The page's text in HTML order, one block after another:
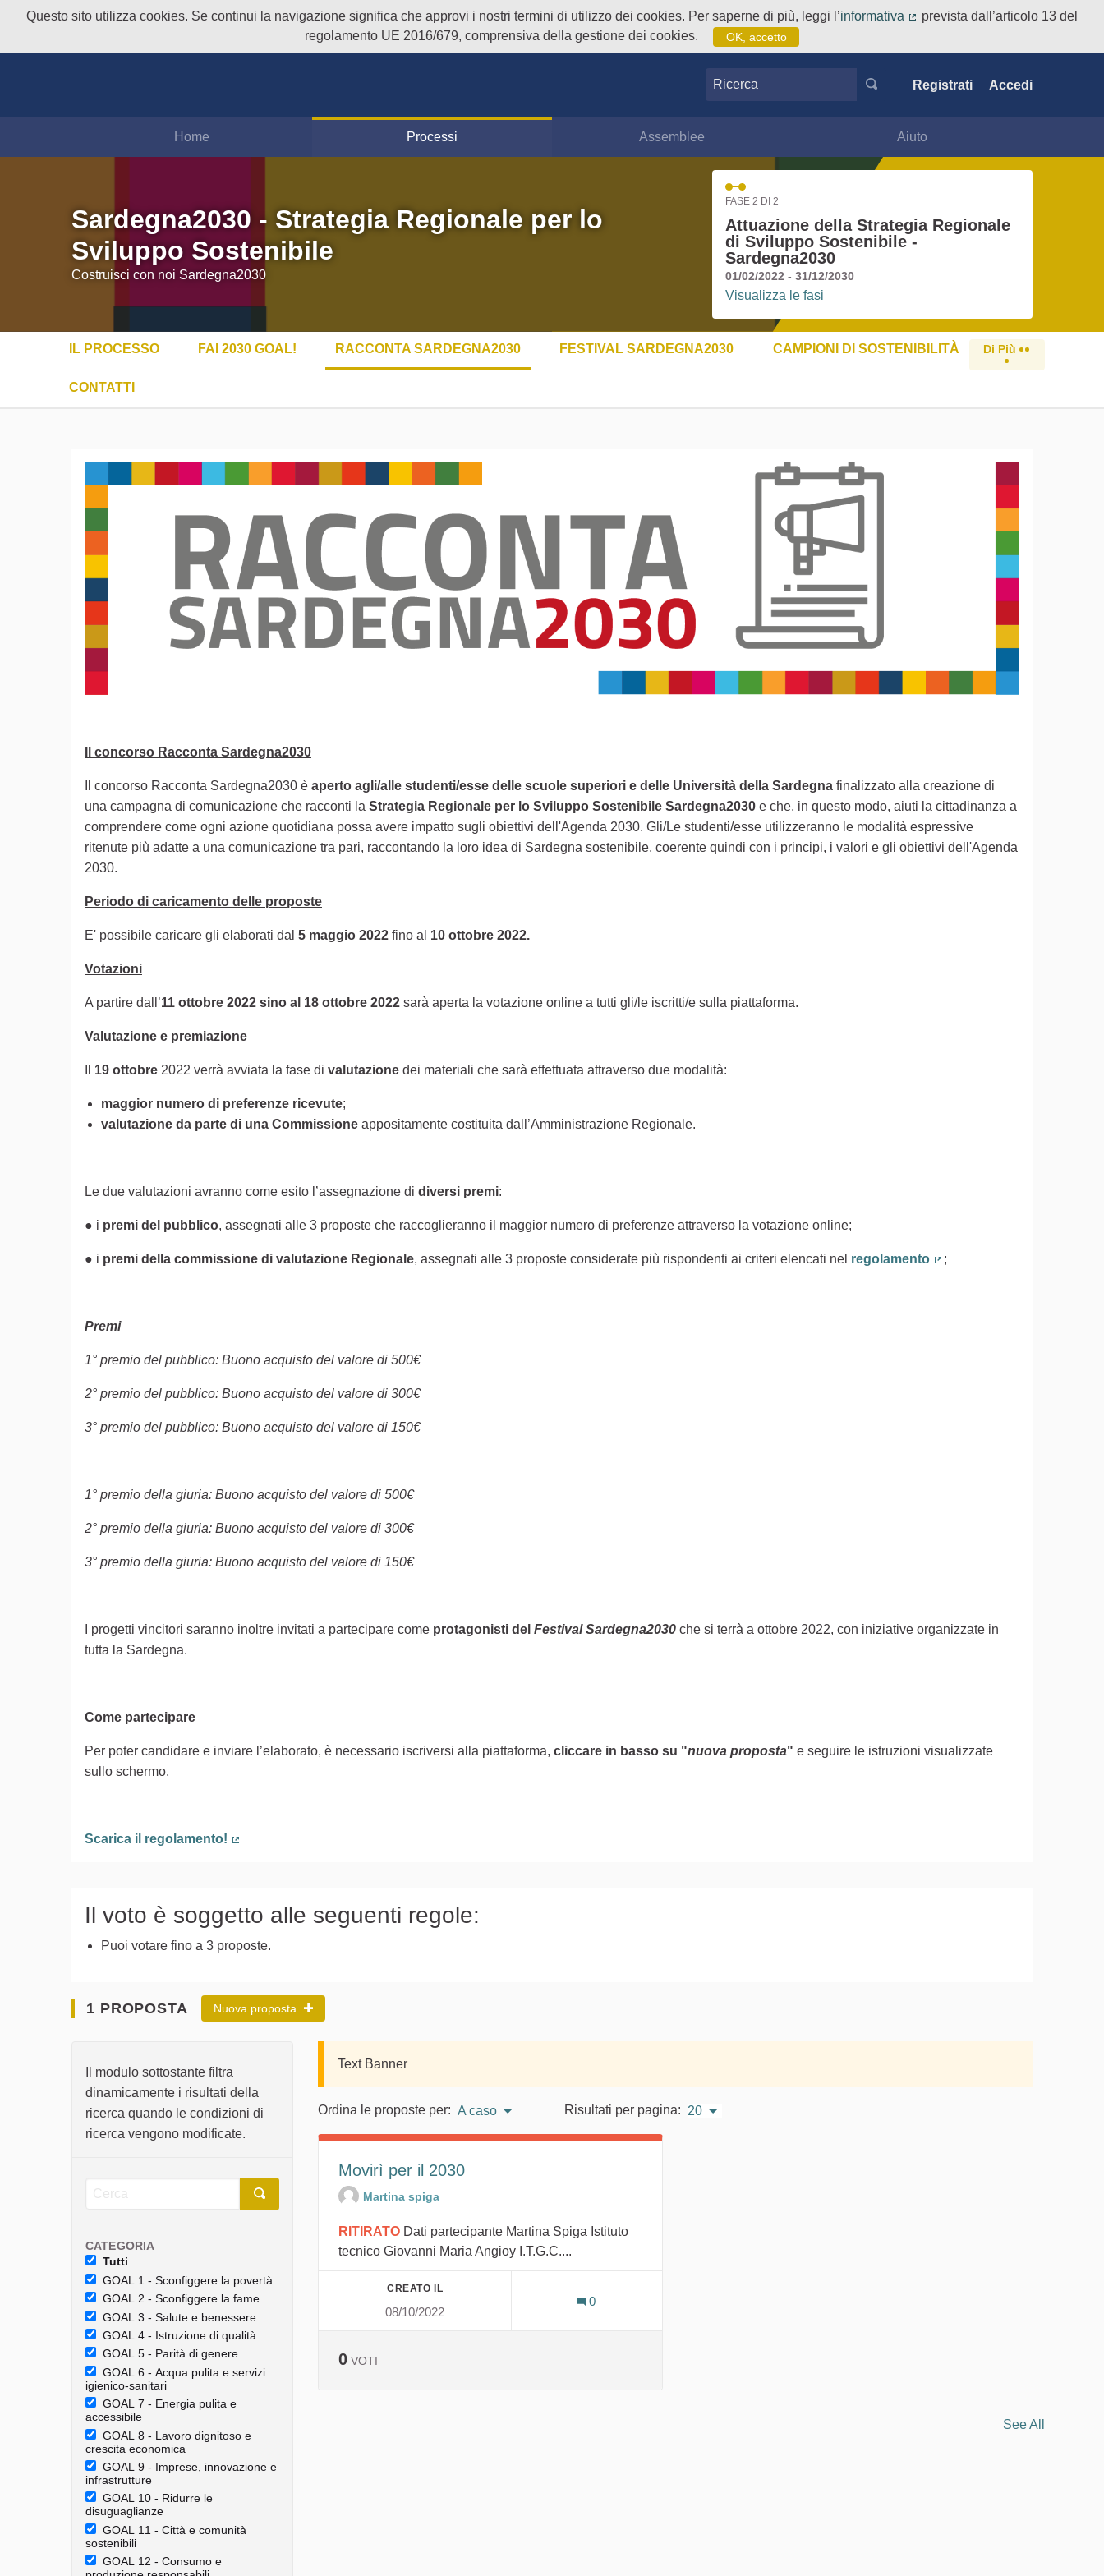
Questo sito utilizza cookies. Se continui la navigazione significa che approvi i nostri termini di utilizzo dei cookies. Per saperne di più, leggi l’informativa
prevista dall’articolo 13 del
regolamento UE 2016/679, comprensiva della gestione dei cookies.
OK, accetto
Ricerca Registrati Accedi
Home Processi Assemblee Aiuto
Sardegna2030 - Strategia Regionale per lo
Sviluppo Sostenibile
Costruisci con noi Sardegna2030
FASE 2 DI 2
Attuazione della Strategia Regionale
di Sviluppo Sostenibile -
Sardegna2030
01/02/2022 - 31/12/2030
Visualizza le fasi
IL PROCESSO FAI 2030 GOAL! RACCONTA SARDEGNA2030 FESTIVAL SARDEGNA2030 CAMPIONI DI SOSTENIBILITÀ
CONTATTI
Di Più
Il concorso Racconta Sardegna2030
Il concorso Racconta Sardegna2030 è aperto agli/alle studenti/esse delle scuole superiori e delle Università della Sardegna finalizzato alla creazione di
una campagna di comunicazione che racconti la Strategia Regionale per lo Sviluppo Sostenibile Sardegna2030 e che, in questo modo, aiuti la cittadinanza a
comprendere come ogni azione quotidiana possa avere impatto sugli obiettivi dell'Agenda 2030. Gli/Le studenti/esse utilizzeranno le modalità espressive
ritenute più adatte a una comunicazione tra pari, raccontando la loro idea di Sardegna sostenibile, coerente quindi con i principi, i valori e gli obiettivi dell'Agenda
2030.
Periodo di caricamento delle proposte
E' possibile caricare gli elaborati dal 5 maggio 2022 fino al 10 ottobre 2022.
Votazioni
A partire dall’11 ottobre 2022 sino al 18 ottobre 2022 sarà aperta la votazione online a tutti gli/le iscritti/e sulla piattaforma.
Valutazione e premiazione
19 ottobre 2022 verrà avviata la fase di valutazione dei materiali che sarà effettuata attraverso due modalità:
maggior numero di preferenze ricevute;
valutazione da parte di una Commissione appositamente costituita dall’Amministrazione Regionale.
Le due valutazioni avranno come esito l’assegnazione di diversi premi:
● i premi del pubblico, assegnati alle 3 proposte che raccoglieranno il maggior numero di preferenze attraverso la votazione online;
● i premi della commissione di valutazione Regionale, assegnati alle 3 proposte considerate più rispondenti ai criteri elencati nel regolamento
;
Premi
1° premio del pubblico: Buono acquisto del valore di 500€
2° premio del pubblico: Buono acquisto del valore di 300€
3° premio del pubblico: Buono acquisto del valore di 150€
1° premio della giuria: Buono acquisto del valore di 500€
2° premio della giuria: Buono acquisto del valore di 300€
3° premio della giuria: Buono acquisto del valore di 150€
I progetti vincitori saranno inoltre invitati a partecipare come protagonisti del Festival Sardegna2030 che si terrà a ottobre 2022, con iniziative organizzate in
tutta la Sardegna.
Come partecipare
Per poter candidare e inviare l’elaborato, è necessario iscriversi alla piattaforma, cliccare in basso su "nuova proposta" e seguire le istruzioni visualizzate
sullo schermo.
Scarica il regolamento!
Il voto è soggetto alle seguenti regole:
Puoi votare fino a 3 proposte.
1 PROPOSTA Nuova proposta
Il modulo sottostante filtra
dinamicamente i risultati della
ricerca quando le condizioni di
ricerca vengono modificate.
CATEGORIA
Tutti
GOAL 1 - Sconfiggere la povertà
GOAL 2 - Sconfiggere la fame
GOAL 3 - Salute e benessere
GOAL 4 - Istruzione di qualità
GOAL 5 - Parità di genere
GOAL 6 - Acqua pulita e servizi
igienico-sanitari
GOAL 7 - Energia pulita e
accessibile
GOAL 8 - Lavoro dignitoso e
crescita economica
GOAL 9 - Imprese, innovazione e
infrastrutture
GOAL 10 - Ridurre le
disuguaglianze
GOAL 11 - Città e comunità
sostenibili
GOAL 12 - Consumo e
Text Banner
Ordina le proposte per: A caso Risultati per pagina: 20
Movirì per il 2030
Martina spiga
RITIRATO Dati partecipante Martina Spiga Istituto
tecnico Giovanni Maria Angioy I.T.G.C....
CREATO IL
08/10/2022
0
0 VOTI
See All